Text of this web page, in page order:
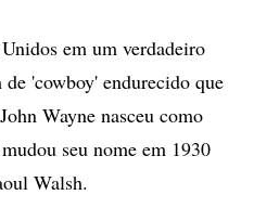
em um verdadeiro
'cowboy' endurecido que
Wayne nasceu como
seu nome em 1930
Walsh.